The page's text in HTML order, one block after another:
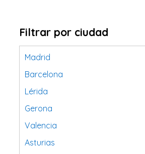
Filtrar por ciudad
Madrid
Barcelona
Lérida
Gerona
Valencia
Asturias